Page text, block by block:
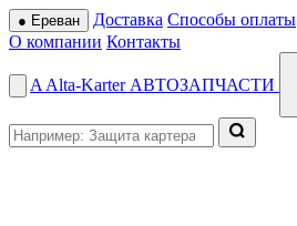
● Ереван Доставка Способы оплаты
О компании Контакты
A Alta-Karter АВТОЗАПЧАСТИ